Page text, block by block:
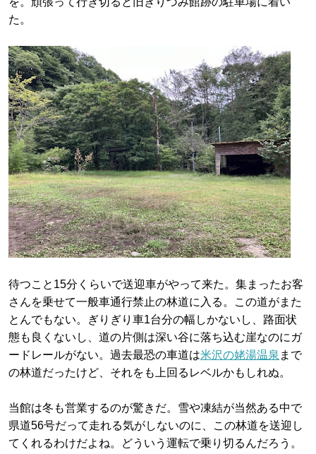
た。
待つこと15分くらいで送迎車がやって来た。集まったお客
さんを乗せて一般車通行禁止の林道に入る。この道がまた
とんでもない。ぎりぎり車1台分の幅しかないし、路面状
態も良くないし、道の片側は深い谷に落ち込む崖なのにガ
ードレールがない。過去最恐の車道は米沢の姥湯温泉 まで
の林道だったけど、それをも上回るレベルかもしれぬ。
当館は冬も営業するのが驚きだ。雪や凍結が当然ある中で
県道56号だって走れる気がしないのに、この林道を送迎し
てくれるわけだよね。どういう運転で乗り切るんだろう。